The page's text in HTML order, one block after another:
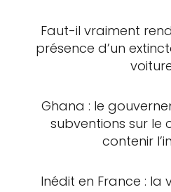
Faut-il vraiment
présence d’un
Ghana : le
subventions sur
contenir
Inédit en France : la